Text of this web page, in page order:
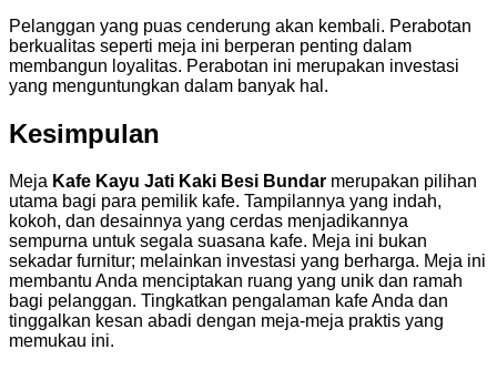
Pelanggan yang puas cenderung akan kembali. Perabotan
berkualitas seperti meja ini berperan penting dalam
membangun loyalitas. Perabotan ini merupakan investasi
yang menguntungkan dalam banyak hal.
Kesimpulan
Meja Kafe Kayu Jati Kaki Besi Bundar merupakan pilihan
utama bagi para pemilik kafe. Tampilannya yang indah,
kokoh, dan desainnya yang cerdas menjadikannya
sempurna untuk segala suasana kafe. Meja ini bukan
sekadar furnitur; melainkan investasi yang berharga. Meja ini
membantu Anda menciptakan ruang yang unik dan ramah
bagi pelanggan. Tingkatkan pengalaman kafe Anda dan
tinggalkan kesan abadi dengan meja-meja praktis yang
memukau ini.